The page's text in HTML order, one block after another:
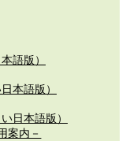
語版）
本語版）
日本語版）
案内－